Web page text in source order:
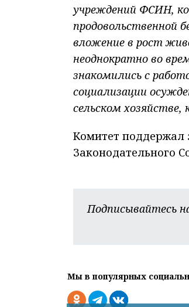
учреждений ФСИН,
продовольственной
вложение в рост
неоднократно во
знакомились с
социализации
сельском хозяйстве,
Комитет поддержал
Законодательного
Подписывайтесь
Мы в популярных